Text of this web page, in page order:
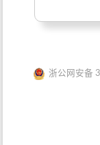
浙公网安备